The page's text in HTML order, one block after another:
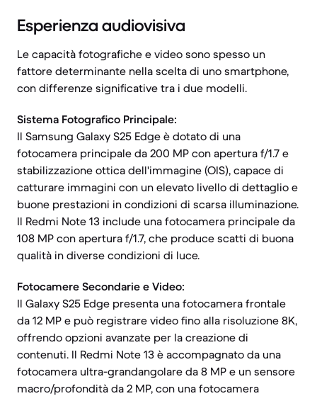
Esperienza audiovisiva
Le capacità fotografiche e video sono spesso un
fattore determinante nella scelta di uno smartphone,
con differenze significative tra i due modelli.
Sistema Fotografico Principale:
Il Samsung Galaxy S25 Edge è dotato di una
fotocamera principale da 200 MP con apertura f/1.7 e
stabilizzazione ottica dell'immagine (OIS), capace di
catturare immagini con un elevato livello di dettaglio e
buone prestazioni in condizioni di scarsa illuminazione.
Il Redmi Note 13 include una fotocamera principale da
108 MP con apertura f/1.7, che produce scatti di buona
qualità in diverse condizioni di luce.
Fotocamere Secondarie e Video:
Il Galaxy S25 Edge presenta una fotocamera frontale
da 12 MP e può registrare video fino alla risoluzione 8K,
offrendo opzioni avanzate per la creazione di
contenuti. Il Redmi Note 13 è accompagnato da una
fotocamera ultra-grandangolare da 8 MP e un sensore
macro/profondità da 2 MP, con una fotocamera